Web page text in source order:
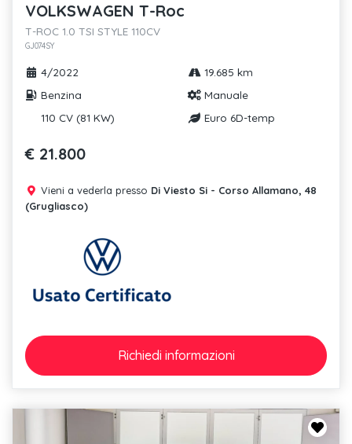
VOLKSWAGEN T-Roc
T-ROC 1.0 TSI STYLE 110CV
GJ074SY
4/2022
19.685 km
Benzina
Manuale
110 CV (81 KW)
Euro 6D-temp
€ 21.800
Vieni a vederla presso Di Viesto Si - Corso Allamano, 48
(Grugliasco)
Richiedi informazioni